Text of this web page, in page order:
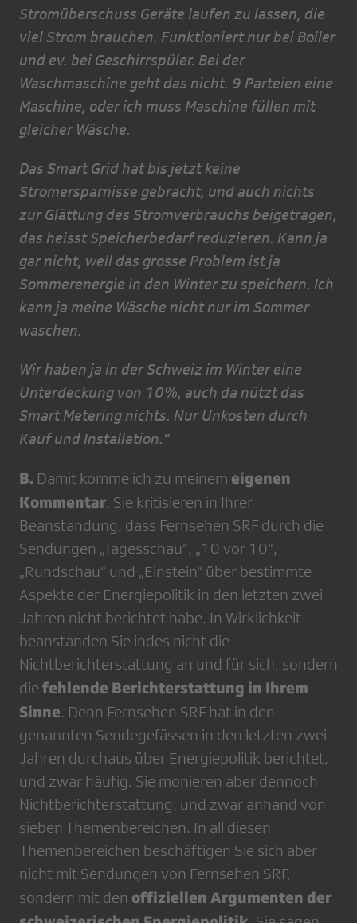
Stromüberschuss Geräte laufen zu lassen, die
viel Strom brauchen. Funktioniert nur bei Boiler
und ev. bei Geschirrspüler. Bei der
Waschmaschine geht das nicht. 9 Parteien eine
Maschine, oder ich muss Maschine füllen mit
gleicher Wäsche.
Das Smart Grid hat bis jetzt keine
Stromersparnisse gebracht, und auch nichts
zur Glättung des Stromverbrauchs beigetragen,
das heisst Speicherbedarf reduzieren. Kann ja
gar nicht, weil das grosse Problem ist ja
Sommerenergie in den Winter zu speichern. Ich
kann ja meine Wäsche nicht nur im Sommer
waschen.
Wir haben ja in der Schweiz im Winter eine
Unterdeckung von 10%, auch da nützt das
Smart Metering nichts. Nur Unkosten durch
Kauf und Installation.“
B. Damit komme ich zu meinem eigenen
Kommentar. Sie kritisieren in Ihrer
Beanstandung, dass Fernsehen SRF durch die
Sendungen „Tagesschau“, „10 vor 10“,
„Rundschau“ und „Einstein“ über bestimmte
Aspekte der Energiepolitik in den letzten zwei
Jahren nicht berichtet habe. In Wirklichkeit
beanstanden Sie indes nicht die
Nichtberichterstattung an und für sich, sondern
die fehlende Berichterstattung in Ihrem
Sinne. Denn Fernsehen SRF hat in den
genannten Sendegefässen in den letzten zwei
Jahren durchaus über Energiepolitik berichtet,
und zwar häufig. Sie monieren aber dennoch
Nichtberichterstattung, und zwar anhand von
sieben Themenbereichen. In all diesen
Themenbereichen beschäftigen Sie sich aber
nicht mit Sendungen von Fernsehen SRF,
sondern mit den offiziellen Argumenten der